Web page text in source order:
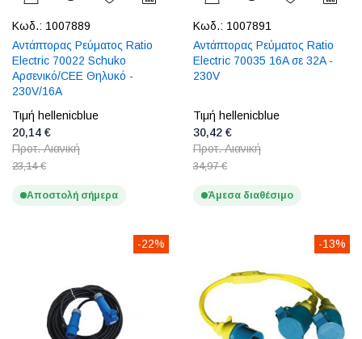
Κωδ.: 1007889
Αντάπτορας Ρεύματος Ratio
Electric 70022 Schuko
Αρσενικό/CEE Θηλυκό -
230V/16A
Τιμή hellenicblue
20,14 €
Προτ. Λιανική
23,14 €
Αποστολή σήμερα
Κωδ.: 1007891
Αντάπτορας Ρεύματος Ratio
Electric 70035 16A σε 32A -
230V
Τιμή hellenicblue
30,42 €
Προτ. Λιανική
34,97 €
Άμεσα διαθέσιμο
-22% -13%